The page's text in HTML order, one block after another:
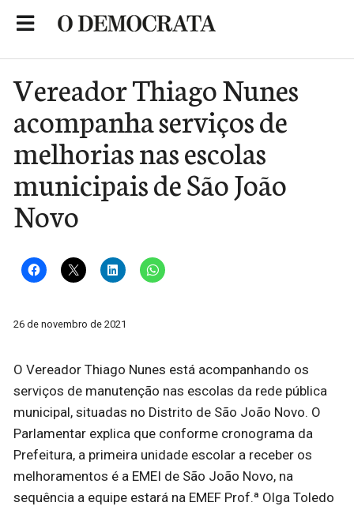
Vereador Thiago Nunes
acompanha serviços de
melhorias nas escolas
municipais de São João
Novo
26 de novembro de 2021
O Vereador Thiago Nunes está acompanhando os
serviços de manutenção nas escolas da rede pública
municipal, situadas no Distrito de São João Novo. O
Parlamentar explica que conforme cronograma da
Prefeitura, a primeira unidade escolar a receber os
melhoramentos é a EMEI de São João Novo, na
sequência a equipe estará na EMEF Prof.ª Olga Toledo